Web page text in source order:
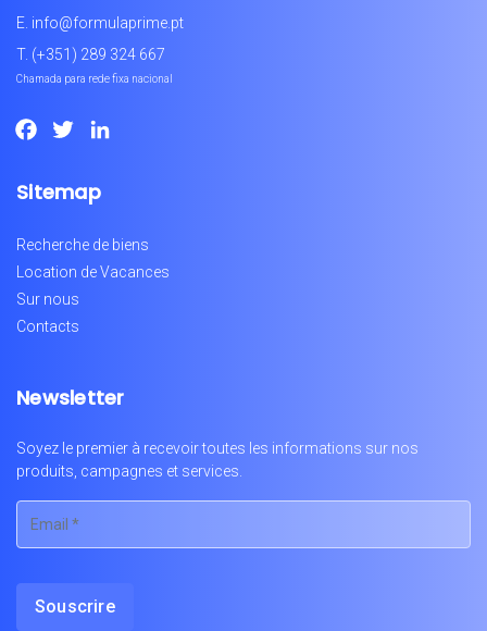
E. info@formulaprime.pt
T. (+351) 289 324 667
Chamada para rede fixa nacional
Facebook
Twitter
Sitemap
Recherche de biens
Location de Vacances
Sur nous
Contacts
Newsletter
Soyez le premier à recevoir toutes les informations sur nos
produits, campagnes et services.